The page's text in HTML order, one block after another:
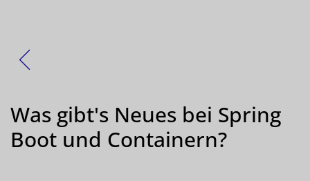
Was gibt's Neues bei Spring
Boot und Containern?